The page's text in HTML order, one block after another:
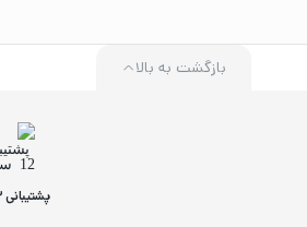
بازگشت به بالا
پشتیبانی 12 ساعته